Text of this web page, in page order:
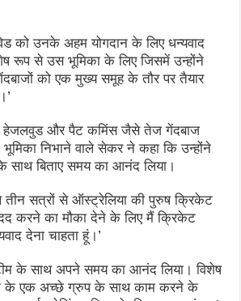
को उनके अहम योगदान के लिए धन्यवाद
रूप से उस भूमिका के लिए जिसमें उन्होंने
को एक मुख्य समूह के तौर पर तैयार
हेजलवुड और पैट कमिंस जैसे तेज गेंदबाज
निभाने वाले सेकर ने कहा कि उन्होंने
साथ बिताए समय का आनंद लिया।
तीन सत्रों से ऑस्ट्रेलिया की पुरुष क्रिकेट
करने का मौका देने के लिए मैं क्रिकेट
देना चाहता हूं।’
के साथ अपने समय का आनंद लिया। विशेष
के एक अच्छे ग्रुप के साथ काम करने के